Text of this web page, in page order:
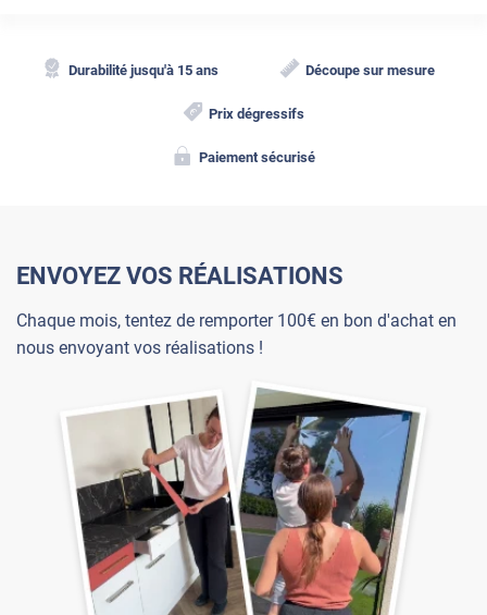
Durabilité jusqu'à 15 ans Découpe sur mesure
Prix dégressifs
Paiement sécurisé
ENVOYEZ VOS RÉALISATIONS
Chaque mois, tentez de remporter 100€ en bon d'achat en
nous envoyant vos réalisations !